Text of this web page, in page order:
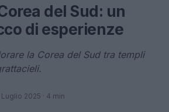
del Sud: un
di esperienze
la Corea del Sud tra templi
Luglio 2025 · 4 min